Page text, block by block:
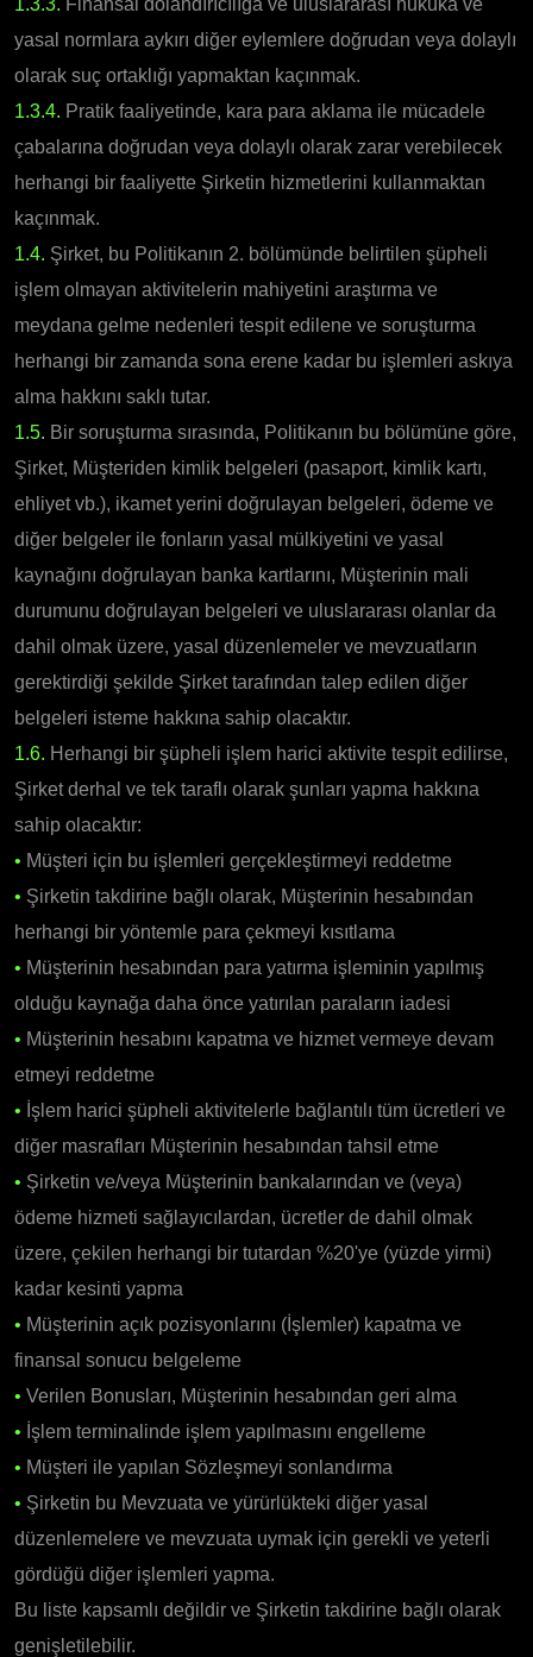
yasal normlara aykırı diğer eylemlere doğrudan veya dolaylı
olarak suç ortaklığı yapmaktan kaçınmak.
1.3.4. Pratik faaliyetinde, kara para aklama ile mücadele
çabalarına doğrudan veya dolaylı olarak zarar verebilecek
herhangi bir faaliyette Şirketin hizmetlerini kullanmaktan
kaçınmak.
1.4. Şirket, bu Politikanın 2. bölümünde belirtilen şüpheli
işlem olmayan aktivitelerin mahiyetini araştırma ve
meydana gelme nedenleri tespit edilene ve soruşturma
herhangi bir zamanda sona erene kadar bu işlemleri askıya
alma hakkını saklı tutar.
1.5. Bir soruşturma sırasında, Politikanın bu bölümüne göre,
Şirket, Müşteriden kimlik belgeleri (pasaport, kimlik kartı,
ehliyet vb.), ikamet yerini doğrulayan belgeleri, ödeme ve
diğer belgeler ile fonların yasal mülkiyetini ve yasal
kaynağını doğrulayan banka kartlarını, Müşterinin mali
durumunu doğrulayan belgeleri ve uluslararası olanlar da
dahil olmak üzere, yasal düzenlemeler ve mevzuatların
gerektirdiği şekilde Şirket tarafından talep edilen diğer
belgeleri isteme hakkına sahip olacaktır.
1.6. Herhangi bir şüpheli işlem harici aktivite tespit edilirse,
Şirket derhal ve tek taraflı olarak şunları yapma hakkına
sahip olacaktır:
• Müşteri için bu işlemleri gerçekleştirmeyi reddetme
• Şirketin takdirine bağlı olarak, Müşterinin hesabından
herhangi bir yöntemle para çekmeyi kısıtlama
• Müşterinin hesabından para yatırma işleminin yapılmış
olduğu kaynağa daha önce yatırılan paraların iadesi
• Müşterinin hesabını kapatma ve hizmet vermeye devam
etmeyi reddetme
• İşlem harici şüpheli aktivitelerle bağlantılı tüm ücretleri ve
diğer masrafları Müşterinin hesabından tahsil etme
• Şirketin ve/veya Müşterinin bankalarından ve (veya)
ödeme hizmeti sağlayıcılardan, ücretler de dahil olmak
üzere, çekilen herhangi bir tutardan %20'ye (yüzde yirmi)
kadar kesinti yapma
• Müşterinin açık pozisyonlarını (İşlemler) kapatma ve
finansal sonucu belgeleme
• Verilen Bonusları, Müşterinin hesabından geri alma
• İşlem terminalinde işlem yapılmasını engelleme
• Müşteri ile yapılan Sözleşmeyi sonlandırma
• Şirketin bu Mevzuata ve yürürlükteki diğer yasal
düzenlemelere ve mevzuata uymak için gerekli ve yeterli
gördüğü diğer işlemleri yapma.
Bu liste kapsamlı değildir ve Şirketin takdirine bağlı olarak
genişletilebilir.